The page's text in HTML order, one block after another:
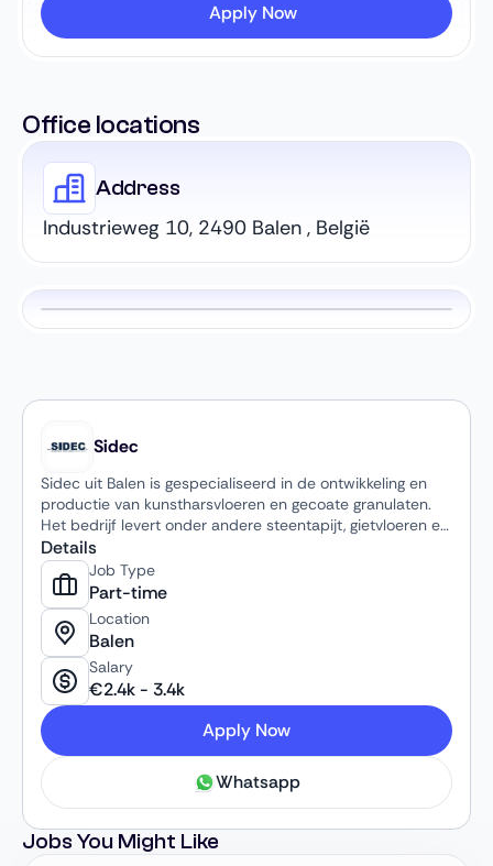
Apply Now
Office locations
Address
Industrieweg 10, 2490 Balen , België
Sidec
Sidec uit Balen is gespecialiseerd in de ontwikkeling en
productie van kunstharsvloeren en gecoate granulaten.
Het bedrijf levert onder andere steentapijt, gietvloeren en
waterdoorlatende systemen en produceert daarbij ook
eigen grondstoffen zoals bindmiddelen en coatings. De
plaatsing gebeurt via gecertificeerde partners, zodat
kwaliteit en duurzaamheid gegarandeerd zijn. Sidec
onderscheidt zich door innovatie en een sterke focus op
milieuvriendelijke oplossingen.
Details
Job Type
Part-time
Location
Balen
Salary
€2.4k - 3.4k
Apply Now
Whatsapp
Jobs You Might Like